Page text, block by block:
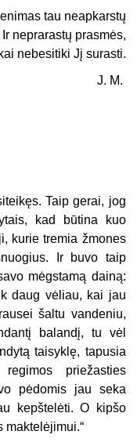
tau neapkarstų
Ir neprarastų prasmės,
nebesitiki Jį surasti.
J. M.
Taip gerai, jog
kad būtina kuo
kurie tremia žmones
Ir buvo taip
mėgstamą dainą:
daug vėliau, kai jau
šaltu vandeniu,
balandį, tu vėl
taisyklę, tapusia
priežasties
pėdomis jau seka
kepštelėti. O kipšo
maktelėjimui.“